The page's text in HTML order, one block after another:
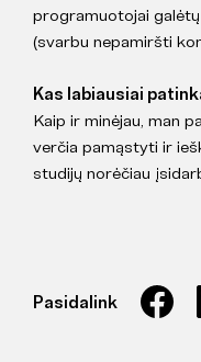
programuotojai
(svarbu nepamiršti
Kas labiausiai
Kaip ir minėjau, man
verčia pamąstyti ir
studijų norėčiau
Pasidalink